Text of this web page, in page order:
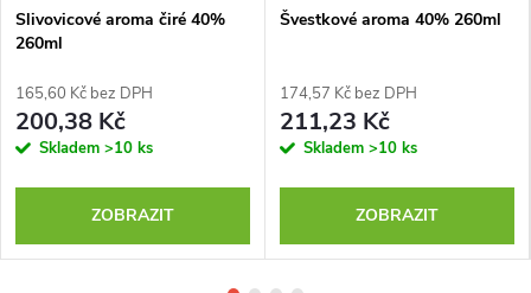
Slivovicové aroma čiré 40%
260ml
165,60 Kč bez DPH
200,38 Kč
Skladem >10 ks
ZOBRAZIT
Švestkové aroma 40% 260ml
174,57 Kč bez DPH
211,23 Kč
Skladem >10 ks
ZOBRAZIT